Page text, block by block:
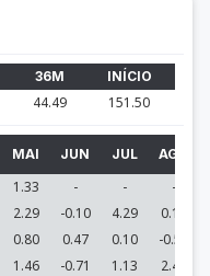
36M INÍCIO
44.49 151.50
MAI JUN JUL AGO
1.33 - - -
2.29 -0.10 4.29 0.14
0.80 0.47 0.10 -0.53
1.46 -0.71 1.13 2.41